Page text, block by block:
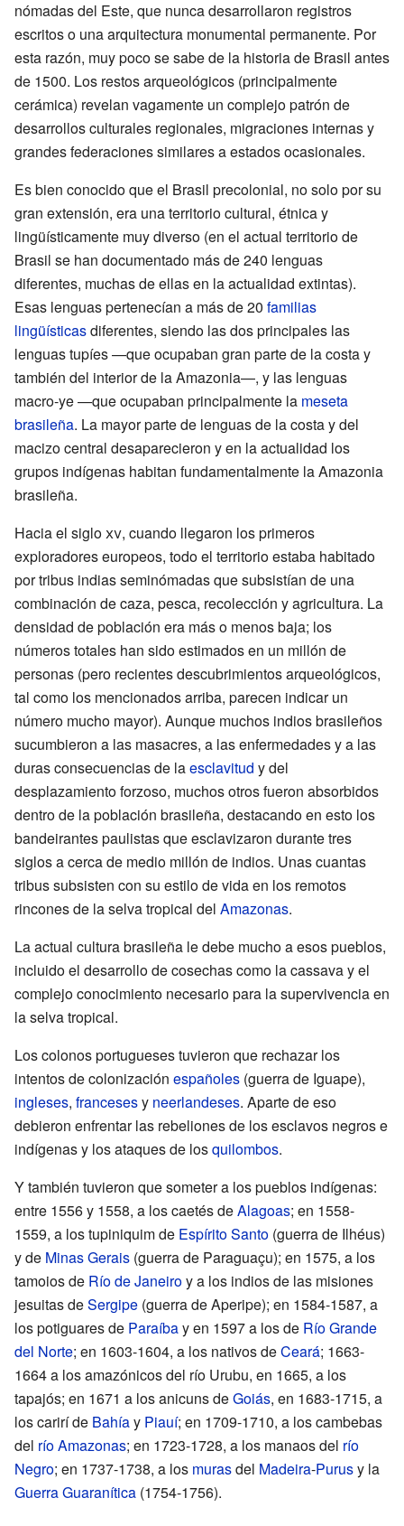
nómadas del Este, que nunca desarrollaron registros
escritos o una arquitectura monumental permanente. Por
esta razón, muy poco se sabe de la historia de Brasil antes
de 1500. Los restos arqueológicos (principalmente
cerámica) revelan vagamente un complejo patrón de
desarrollos culturales regionales, migraciones internas y
grandes federaciones similares a estados ocasionales.
Es bien conocido que el Brasil precolonial, no solo por su
gran extensión, era una territorio cultural, étnica y
lingüísticamente muy diverso (en el actual territorio de
Brasil se han documentado más de 240 lenguas
diferentes, muchas de ellas en la actualidad extintas).
Esas lenguas pertenecían a más de 20 familias
lingüísticasdiferentes, siendo las dos principales las
lenguas tupíes —que ocupaban gran parte de la costa y
también del interior de la Amazonia—, y las lenguas
macro-ye —que ocupaban principalmente la meseta
brasileña. La mayor parte de lenguas de la costa y del
macizo central desaparecieron y en la actualidad los
grupos indígenas habitan fundamentalmente la Amazonia
brasileña.
Hacia el sigloxv, cuando llegaron los primeros
exploradores europeos, todo el territorio estaba habitado
por tribus indias seminómadas que subsistían de una
combinación de caza, pesca, recolección y agricultura. La
densidad de población era más o menos baja; los
números totales han sido estimados en un millón de
personas (pero recientes descubrimientos arqueológicos,
tal como los mencionados arriba, parecen indicar un
número mucho mayor). Aunque muchos indios brasileños
sucumbieron a las masacres, a las enfermedades y a las
duras consecuencias de laesclavitud y del
desplazamiento forzoso, muchos otros fueron absorbidos
dentro de la población brasileña, destacando en esto los
bandeirantes paulistas que esclavizaron durante tres
siglos a cerca de medio millón de indios. Unas cuantas
tribus subsisten con su estilo de vida en los remotos
rincones de la selva tropical del Amazonas.
La actual cultura brasileña le debe mucho a esos pueblos,
incluido el desarrollo de cosechas como la cassava y el
complejo conocimiento necesario para la supervivencia en
la selva tropical.
Los colonos portugueses tuvieron que rechazar los
intentos de colonización españoles (guerra de Iguape),
ingleses, francesesy neerlandeses. Aparte de eso
debieron enfrentar las rebeliones de los esclavos negros e
indígenas y los ataques de losquilombos.
Y también tuvieron que someter a los pueblos indígenas:
entre 1556 y 1558, a los caetés deAlagoas; en 1558-
1559, a los tupiniquim de Espírito Santo (guerra de Ilhéus)
y de Minas Gerais (guerra de Paraguaçu); en 1575, a los
tamoios de Río de Janeiroy a los indios de las misiones
jesuitas deSergipe (guerra de Aperipe); en 1584-1587, a
los potiguares de Paraíbay en 1597 a los de Río Grande
del Norte; en 1603-1604, a los nativos deCeará; 1663-
1664 a los amazónicos del río Urubu, en 1665, a los
tapajós; en 1671 a los anicuns deGoiás, en 1683-1715, a
los carirí de Bahíay Piauí; en 1709-1710, a los cambebas
del río Amazonas; en 1723-1728, a los manaos del río
Negro; en 1737-1738, a los murasdel Madeira-Purusy la
Guerra Guaranítica (1754-1756).